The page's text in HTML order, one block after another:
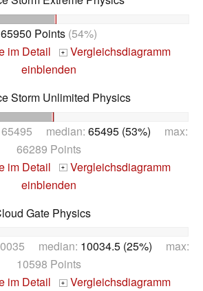
65950 Points (54%)
im Detail + Vergleichsdiagramm
einblenden
Storm Unlimited Physics
median: 65495 (53%) max:
66289 Points
im Detail + Vergleichsdiagramm
einblenden
Gate Physics
median: 10034.5 (25%) max:
10598 Points
im Detail + Vergleichsdiagramm